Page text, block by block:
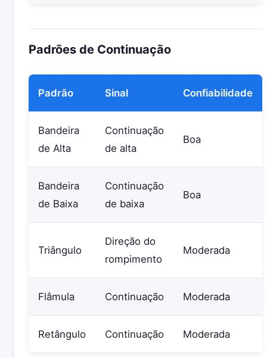
Padrões de Continuação
Padrão Sinal Confiabilidade
Bandeira
de Alta
Continuação
de alta
Boa
Bandeira
de Baixa
Continuação
de baixa
Boa
Triângulo
Direção do
rompimento
Moderada
Flâmula Continuação Moderada
Retângulo Continuação Moderada